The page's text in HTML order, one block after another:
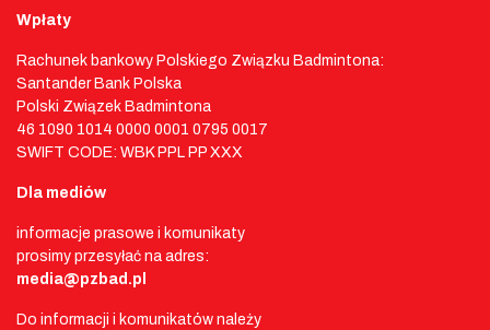
Wpłaty
Rachunek bankowy Polskiego Związku Badmintona:
Santander Bank Polska
Polski Związek Badmintona
46 1090 1014 0000 0001 0795 0017
SWIFT CODE: WBK PPL PP XXX
Dla mediów
informacje prasowe i komunikaty
prosimy przesyłać na adres:
media@pzbad.pl
Do informacji i komunikatów należy